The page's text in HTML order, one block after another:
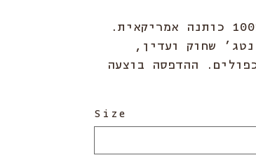
חולצת טי במשקל כבד, 100% כותנה אמריקאית.
שחוק ועדין,
ההדפסה בוצעה
Size